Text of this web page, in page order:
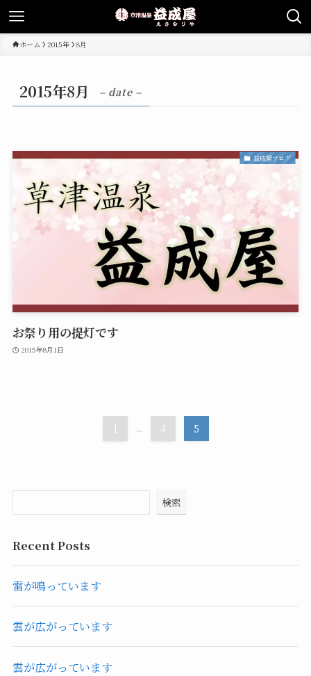
ホーム 2015年 8月
2015年8月 – date –
益成屋ブログ
お祭り用の提灯です
2015年8月1日
1 ... 4 5
検索
Recent Posts
雷が鳴っています
雲が広がっています
雲が広がっています